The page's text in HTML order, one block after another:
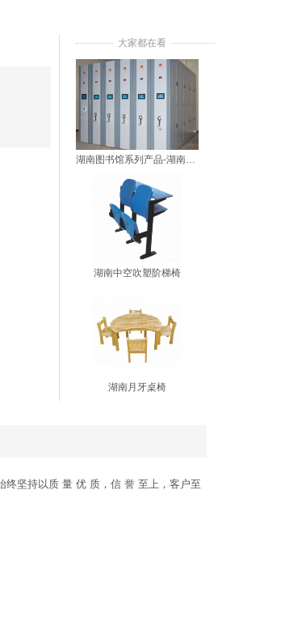
大家都在看
湖南图书馆系列产品-湖南教学仪器厂家
湖南中空吹塑阶梯椅
湖南月牙桌椅
终坚持以质 量 优 质，信 誉 至上，客户至